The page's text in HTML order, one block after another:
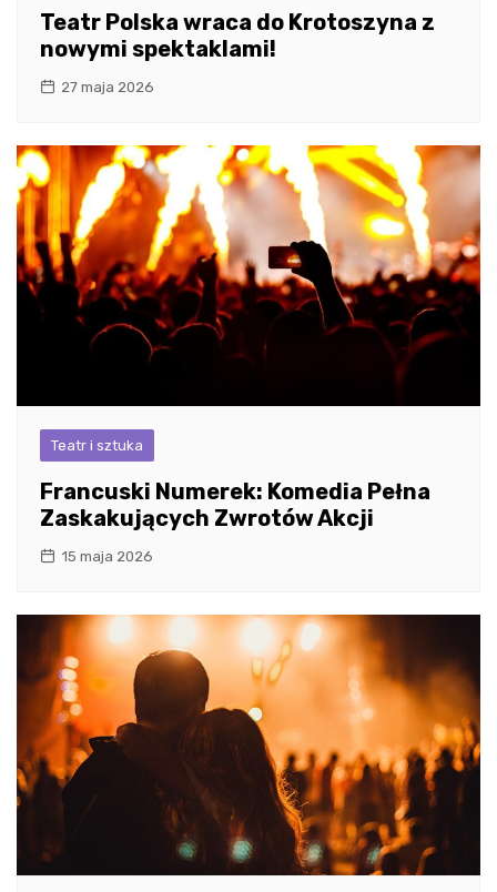
Teatr Polska wraca do Krotoszyna z
nowymi spektaklami!
27 maja 2026
Teatr i sztuka
Francuski Numerek: Komedia Pełna
Zaskakujących Zwrotów Akcji
15 maja 2026